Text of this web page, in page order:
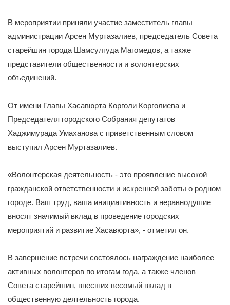
В мероприятии приняли участие заместитель главы
администрации Арсен Муртазалиев, председатель Совета
старейшин города Шамсулгуда Магомедов, а также
представители общественности и волонтерских
объединений.
От имени Главы Хасавюрта Корголи Корголиева и
Председателя городского Собрания депутатов
Хаджимурада Умаханова с приветственным словом
выступил Арсен Муртазалиев.
«Волонтерская деятельность - это проявление высокой
гражданской ответственности и искренней заботы о родном
городе. Ваш труд, ваша инициативность и неравнодушие
вносят значимый вклад в проведение городских
мероприятий и развитие Хасавюрта», - отметил он.
В завершение встречи состоялось награждение наиболее
активных волонтеров по итогам года, а также членов
Совета старейшин, внесших весомый вклад в
общественную деятельность города.